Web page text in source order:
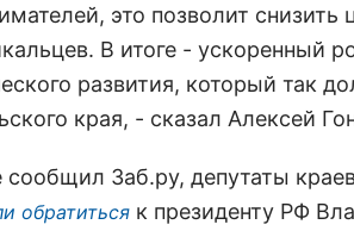
это позволит снизить
В итоге - ускоренный
развития, который так
края, - сказал Алексей
сообщил Заб.ру, депутаты
обратиться к президенту РФ